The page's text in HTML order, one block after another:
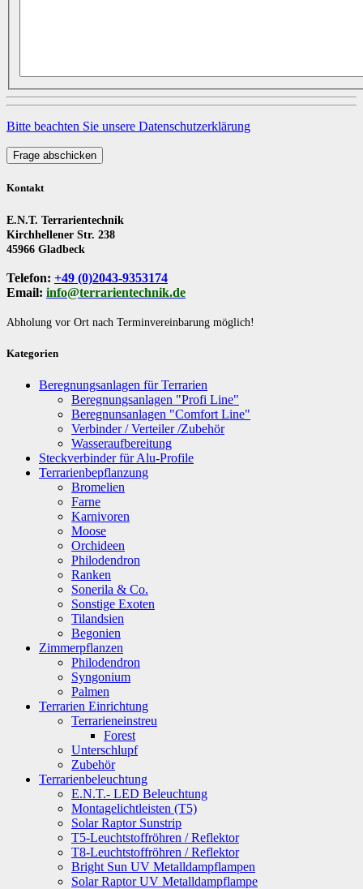
Bitte beachten Sie unsere Datenschutzerklärung
Frage abschicken
Kontakt
E.N.T. Terrarientechnik
Kirchhellener Str. 238
45966 Gladbeck
Telefon: +49 (0)2043-9353174
Email: info@terrarientechnik.de
Abholung vor Ort nach Terminvereinbarung möglich!
Kategorien
Beregnungsanlagen für Terrarien
Beregnungsanlagen "Profi Line"
Beregnunsanlagen "Comfort Line"
Verbinder / Verteiler /Zubehör
Wasseraufbereitung
Steckverbinder für Alu-Profile
Terrarienbepflanzung
Bromelien
Farne
Karnivoren
Moose
Orchideen
Philodendron
Ranken
Sonerila & Co.
Sonstige Exoten
Tilandsien
Begonien
Zimmerpflanzen
Philodendron
Syngonium
Palmen
Terrarien Einrichtung
Terrarieneinstreu
Forest
Unterschlupf
Zubehör
Terrarienbeleuchtung
E.N.T.- LED Beleuchtung
Montagelichtleisten (T5)
Solar Raptor Sunstrip
T5-Leuchtstoffröhren / Reflektor
T8-Leuchtstoffröhren / Reflektor
Bright Sun UV Metalldampflampen
Solar Raptor UV Metalldampflampe